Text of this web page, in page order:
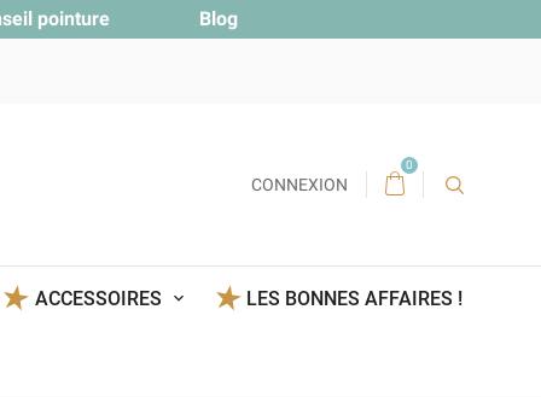
pointure Blog
CONNEXION
0
ACCESSOIRES LES BONNES AFFAIRES !